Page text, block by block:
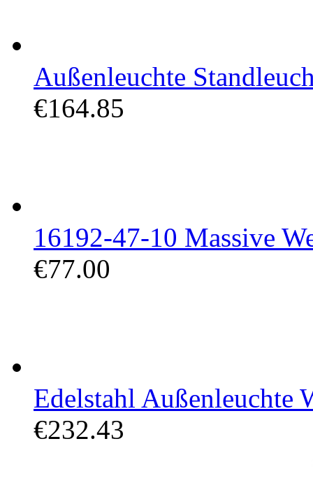
Außenleuchte
€164.85
16192-47-10 Massive
€77.00
Edelstahl Außenleuchte
€232.43